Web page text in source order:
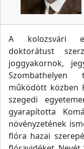
A kolozsvári
doktorátust
joggyakornok,
Szombathelyen
működött közben
szegedi
gyarapította
növényzetének
flóra hazai